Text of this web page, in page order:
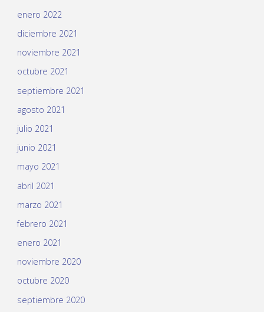
enero 2022
diciembre 2021
noviembre 2021
octubre 2021
septiembre 2021
agosto 2021
julio 2021
junio 2021
mayo 2021
abril 2021
marzo 2021
febrero 2021
enero 2021
noviembre 2020
octubre 2020
septiembre 2020